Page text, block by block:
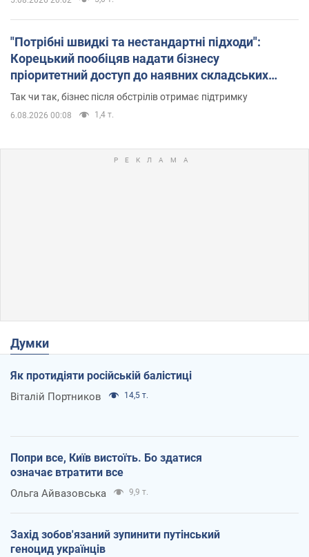
"Потрібні швидкі та нестандартні підходи":
Корецький пообіцяв надати бізнесу
пріоритетний доступ до наявних складських
приміщень
Так чи так, бізнес після обстрілів отримає підтримку
6.08.2026 00:08 1,4 т.
Думки
Як протидіяти російській балістиці
Віталій Портников 14,5 т.
Попри все, Київ вистоїть. Бо здатися
означає втратити все
Ольга Айвазовська 9,9 т.
Захід зобов'язаний зупинити путінський
геноцид українців